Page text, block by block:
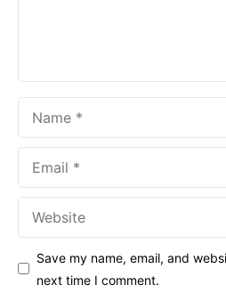
Save my name, email, and
next time I comment.